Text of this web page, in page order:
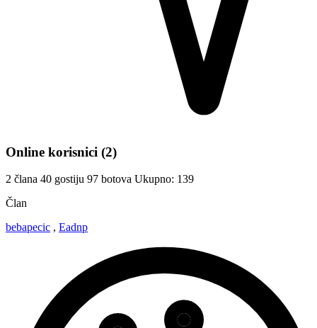
Online korisnici (2)
2 člana 40 gostiju 97 botova Ukupno: 139
Član
bebapecic , Eadnp